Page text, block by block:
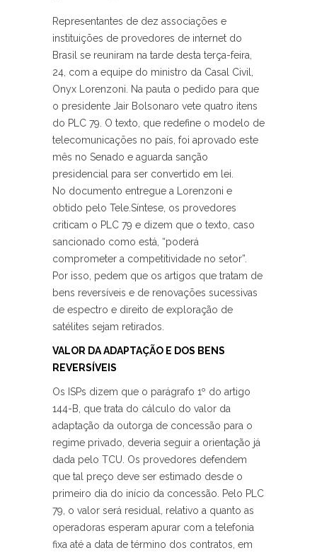
Representantes de dez associações e
instituições de provedores de internet do
Brasil se reuniram na tarde desta terça-feira,
24, com a equipe do ministro da Casal Civil,
Onyx Lorenzoni. Na pauta o pedido para que
o presidente Jair Bolsonaro vete quatro itens
do PLC 79. O texto, que redefine o modelo de
telecomunicações no país, foi aprovado este
mês no Senado e aguarda sanção
presidencial para ser convertido em lei.
No documento entregue a Lorenzoni e
obtido pelo Tele.Síntese, os provedores
criticam o PLC 79 e dizem que o texto, caso
sancionado como está, “poderá
comprometer a competitividade no setor”.
Por isso, pedem que os artigos que tratam de
bens reversíveis e de renovações sucessivas
de espectro e direito de exploração de
satélites sejam retirados.
VALOR DA ADAPTAÇÃO E DOS BENS
REVERSÍVEIS
Os ISPs dizem que o parágrafo 1º do artigo
144-B, que trata do cálculo do valor da
adaptação da outorga de concessão para o
regime privado, deveria seguir a orientação já
dada pelo TCU. Os provedores defendem
que tal preço deve ser estimado desde o
primeiro dia do início da concessão. Pelo PLC
79, o valor será residual, relativo a quanto as
operadoras esperam apurar com a telefonia
fixa até a data de término dos contratos, em